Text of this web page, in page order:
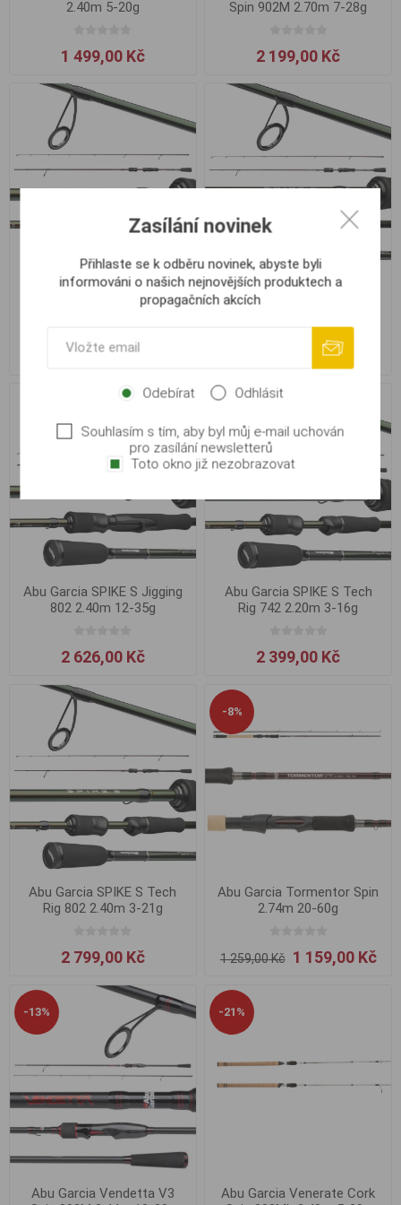
2.40m 5-20g
1 499,00 Kč
Spin 902M 2.70m 7-28g
2 199,00 Kč
Abu Garcia SPIKE S Finesse
Jig 762 2.30m 5-18g
2 268,00 Kč
Abu Garcia SPIKE S Finesse
Spin 702 2.10m 3-15g
2 399,00 Kč
Abu Garcia SPIKE S Jigging
802 2.40m 12-35g
2 626,00 Kč
Abu Garcia SPIKE S Tech
Rig 742 2.20m 3-16g
2 399,00 Kč
Abu Garcia SPIKE S Tech
Rig 802 2.40m 3-21g
2 799,00 Kč
-8%
Abu Garcia Tormentor Spin
2.74m 20-60g
1 259,00 Kč 1 159,00 Kč
-13%
Abu Garcia Vendetta V3
-21%
Abu Garcia Venerate Cork
Zasílání novinek
Přihlaste se k odběru novinek, abyste byli
informováni o našich nejnovějších produktech a
propagačních akcích
Odebírat Odhlásit
Souhlasím s tím, aby byl můj e-mail uchován
pro zasílání newsletterů
Toto okno již nezobrazovat